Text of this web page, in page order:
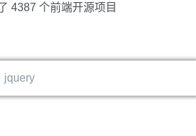
4387 个前端开源项目